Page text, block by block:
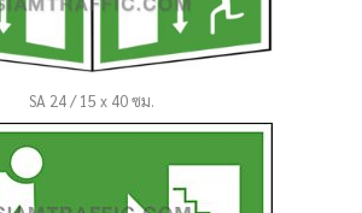
SA 24 / 15 x 40 ซม.